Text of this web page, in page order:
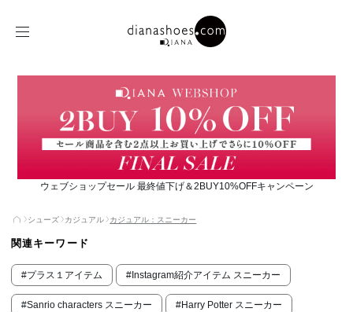
ウェブショップセール 最終値下げ＆2BUY10%OFFキャンペーン
シューズ カジュアル カジュアル：スニーカー
関連キーワード
#プラス１アイテム #Instagram紹介アイテム スニーカー
#Sanrio characters スニーカー #Harry Potter スニーカー